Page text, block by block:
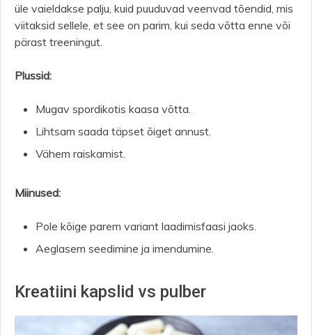
üle vaieldakse palju, kuid puuduvad veenvad tõendid, mis
viitaksid sellele, et see on parim, kui seda võtta enne või
pärast treeningut.
Plussid:
Mugav spordikotis kaasa võtta.
Lihtsam saada täpset õiget annust.
Vähem raiskamist.
Miinused:
Pole kõige parem variant laadimisfaasi jaoks.
Aeglasem seedimine ja imendumine.
Kreatiini kapslid vs pulber